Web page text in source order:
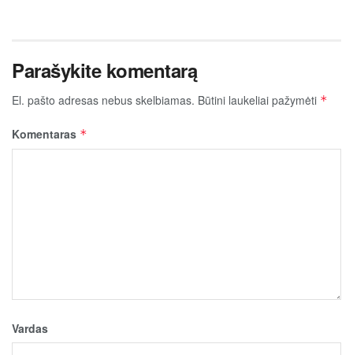
Parašykite komentarą
El. pašto adresas nebus skelbiamas. Būtini laukeliai pažymėti *
Komentaras *
Vardas